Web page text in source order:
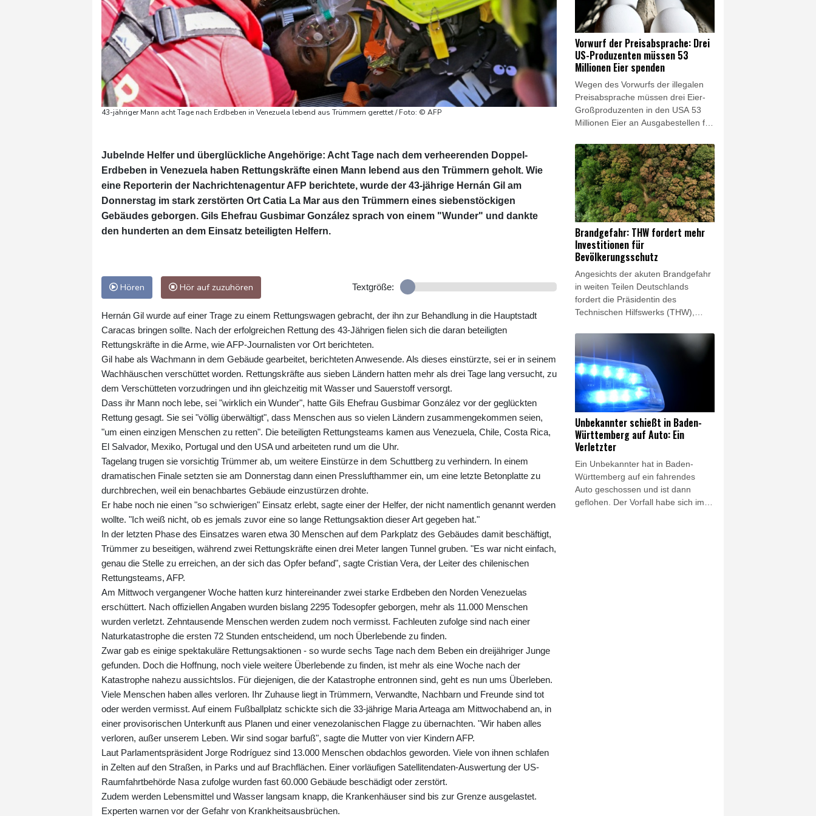
43-jähriger Mann acht Tage nach Erdbeben in Venezuela lebend aus Trümmern gerettet / Foto: © AFP
Jubelnde Helfer und überglückliche Angehörige: Acht Tage nach dem verheerenden Doppel-
Erdbeben in Venezuela haben Rettungskräfte einen Mann lebend aus den Trümmern geholt. Wie
eine Reporterin der Nachrichtenagentur AFP berichtete, wurde der 43-jährige Hernán Gil am
Donnerstag im stark zerstörten Ort Catia La Mar aus den Trümmern eines siebenstöckigen
Gebäudes geborgen. Gils Ehefrau Gusbimar González sprach von einem "Wunder" und dankte
den hunderten an dem Einsatz beteiligten Helfern.
Hören Hör auf zuzuhören Textgröße:
Hernán Gil wurde auf einer Trage zu einem Rettungswagen gebracht, der ihn zur Behandlung in die Hauptstadt
Caracas bringen sollte. Nach der erfolgreichen Rettung des 43-Jährigen fielen sich die daran beteiligten
Rettungskräfte in die Arme, wie AFP-Journalisten vor Ort berichteten.
Gil habe als Wachmann in dem Gebäude gearbeitet, berichteten Anwesende. Als dieses einstürzte, sei er in seinem
Wachhäuschen verschüttet worden. Rettungskräfte aus sieben Ländern hatten mehr als drei Tage lang versucht, zu
dem Verschütteten vorzudringen und ihn gleichzeitig mit Wasser und Sauerstoff versorgt.
Dass ihr Mann noch lebe, sei "wirklich ein Wunder", hatte Gils Ehefrau Gusbimar González vor der geglückten
Rettung gesagt. Sie sei "völlig überwältigt", dass Menschen aus so vielen Ländern zusammengekommen seien,
"um einen einzigen Menschen zu retten". Die beteiligten Rettungsteams kamen aus Venezuela, Chile, Costa Rica,
El Salvador, Mexiko, Portugal und den USA und arbeiteten rund um die Uhr.
Tagelang trugen sie vorsichtig Trümmer ab, um weitere Einstürze in dem Schuttberg zu verhindern. In einem
dramatischen Finale setzten sie am Donnerstag dann einen Presslufthammer ein, um eine letzte Betonplatte zu
durchbrechen, weil ein benachbartes Gebäude einzustürzen drohte.
Er habe noch nie einen "so schwierigen" Einsatz erlebt, sagte einer der Helfer, der nicht namentlich genannt werden
wollte. "Ich weiß nicht, ob es jemals zuvor eine so lange Rettungsaktion dieser Art gegeben hat."
In der letzten Phase des Einsatzes waren etwa 30 Menschen auf dem Parkplatz des Gebäudes damit beschäftigt,
Trümmer zu beseitigen, während zwei Rettungskräfte einen drei Meter langen Tunnel gruben. "Es war nicht einfach,
genau die Stelle zu erreichen, an der sich das Opfer befand", sagte Cristian Vera, der Leiter des chilenischen
Rettungsteams, AFP.
Am Mittwoch vergangener Woche hatten kurz hintereinander zwei starke Erdbeben den Norden Venezuelas
erschüttert. Nach offiziellen Angaben wurden bislang 2295 Todesopfer geborgen, mehr als 11.000 Menschen
wurden verletzt. Zehntausende Menschen werden zudem noch vermisst. Fachleuten zufolge sind nach einer
Naturkatastrophe die ersten 72 Stunden entscheidend, um noch Überlebende zu finden.
Zwar gab es einige spektakuläre Rettungsaktionen - so wurde sechs Tage nach dem Beben ein dreijähriger Junge
gefunden. Doch die Hoffnung, noch viele weitere Überlebende zu finden, ist mehr als eine Woche nach der
Katastrophe nahezu aussichtslos. Für diejenigen, die der Katastrophe entronnen sind, geht es nun ums Überleben.
Viele Menschen haben alles verloren. Ihr Zuhause liegt in Trümmern, Verwandte, Nachbarn und Freunde sind tot
oder werden vermisst. Auf einem Fußballplatz schickte sich die 33-jährige Maria Arteaga am Mittwochabend an, in
einer provisorischen Unterkunft aus Planen und einer venezolanischen Flagge zu übernachten. "Wir haben alles
verloren, außer unserem Leben. Wir sind sogar barfuß", sagte die Mutter von vier Kindern AFP.
Laut Parlamentspräsident Jorge Rodríguez sind 13.000 Menschen obdachlos geworden. Viele von ihnen schlafen
in Zelten auf den Straßen, in Parks und auf Brachflächen. Einer vorläufigen Satellitendaten-Auswertung der US-
Raumfahrtbehörde Nasa zufolge wurden fast 60.000 Gebäude beschädigt oder zerstört.
Zudem werden Lebensmittel und Wasser langsam knapp, die Krankenhäuser sind bis zur Grenze ausgelastet.
Experten warnen vor der Gefahr von Krankheitsausbrüchen.
mit Verbindungen zur Hisbollah soll
der damals 20-Jährige im Jahr 2011
auf der Seite der Staatsführung des
damaligen Machthabers Baschar al-
Assad gekämpft haben. (Az. 3 StR
584/25)
Vorwurf der Preisabsprache: Drei
US-Produzenten müssen 53
Millionen Eier spenden
Wegen des Vorwurfs der illegalen
Preisabsprache müssen drei Eier-
Großproduzenten in den USA 53
Millionen Eier an Ausgabestellen für
Die entsprechende Einigung
zwischen der Justiz und den drei
Konzernen wurde am Mittwoch von
der Staatsanwaltschaft von New
York verkündet. Diese hatte Cal-
Maine Foods, Versova und
Hickman's Egg Ranch vorgeworfen,
über Jahre hinweg illegale
Absprachen zur Beeinflussung der
Eierpreise getätigt zu haben.
Brandgefahr: THW fordert mehr
Investitionen für
Bevölkerungsschutz
Angesichts der akuten Brandgefahr
in weiten Teilen Deutschlands
fordert die Präsidentin des
Technischen Hilfswerks (THW),
Bund. "Die hohe Waldbrandgefahr
derzeit zeigt, wie wichtig ein
leistungsfähiger
Bevölkerungsschutz ist", sagte
Lackner der "Rheinischen Post"
(Donnerstagsausgabe). Durch die
Folgen des Klimawandels würden
solche Gefahrenlagen häufiger
auftreten.
Unbekannter schießt in Baden-
Württemberg auf Auto: Ein
Verletzter
Ein Unbekannter hat in Baden-
Württemberg auf ein fahrendes
Auto geschossen und ist dann
geflohen. Der Vorfall habe sich im in